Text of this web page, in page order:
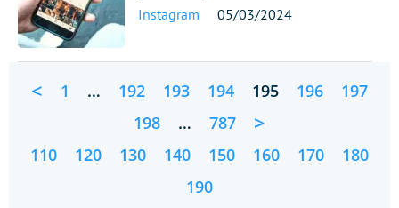
Instagram 05/03/2024
< 1 … 192 193 194 195 196
197
198
… 787 >
110 120 130 140 150 160 170
180
190